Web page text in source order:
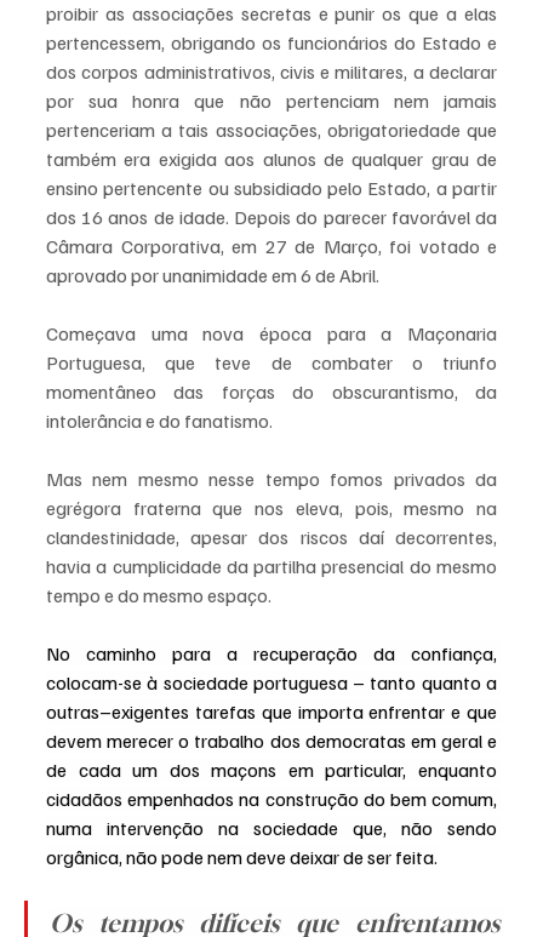
proibir as associações secretas e punir os que a elas
pertencessem, obrigando os funcionários do Estado e
dos corpos administrativos, civis e militares, a declarar
por sua honra que não pertenciam nem jamais
pertenceriam a tais associações, obrigatoriedade que
também era exigida aos alunos de qualquer grau de
ensino pertencente ou subsidiado pelo Estado, a partir
dos 16 anos de idade. Depois do parecer favorável da
Câmara Corporativa, em 27 de Março, foi votado e
aprovado por unanimidade em 6 de Abril.
Começava uma nova época para a Maçonaria
Portuguesa, que teve de combater o triunfo
momentâneo das forças do obscurantismo, da
intolerância e do fanatismo.
Mas nem mesmo nesse tempo fomos privados da
egrégora fraterna que nos eleva, pois, mesmo na
clandestinidade, apesar dos riscos daí decorrentes,
havia a cumplicidade da partilha presencial do mesmo
tempo e do mesmo espaço.
No caminho para a recuperação da confiança,
colocam-se à sociedade portuguesa – tanto quanto a
outras–exigentes tarefas que importa enfrentar e que
devem merecer o trabalho dos democratas em geral e
de cada um dos maçons em particular, enquanto
cidadãos empenhados na construção do bem comum,
numa intervenção na sociedade que, não sendo
orgânica, não pode nem deve deixar de ser feita.
Os tempos difíceis que enfrentamos